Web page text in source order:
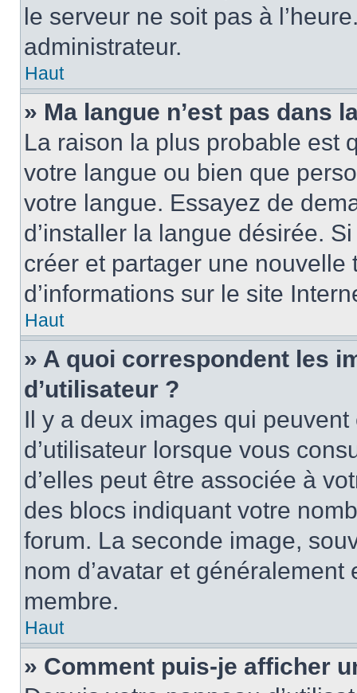
le serveur ne soit pas à
administrateur.
Haut
» Ma langue n’est pas dans
La raison la plus probable est
votre langue ou bien que
votre langue. Essayez de
d’installer la langue désirée.
créer et partager une
d’informations sur le site
Haut
» A quoi correspondent les
d’utilisateur ?
Il y a deux images qui
d’utilisateur lorsque vous
d’elles peut être associée à
des blocs indiquant votre
forum. La seconde image,
nom d’avatar et
membre.
Haut
» Comment puis-je afficher